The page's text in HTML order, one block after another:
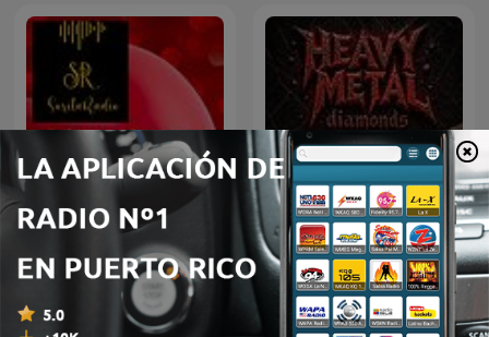
Nro. 40
Heavy Metal Diamonds